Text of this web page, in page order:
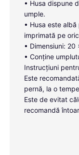
• Husa dispune
umple.
• Husa este
imprimată pe
• Dimensiuni: 20
• Conține
Instrucțiuni
Este
pernă, la o
Este de evitat
recomandă